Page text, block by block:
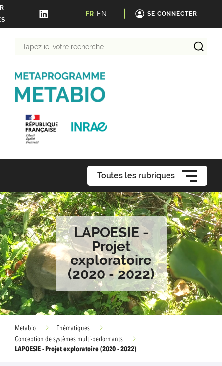
FR EN SE CONNECTER
Toutes les rubriques
LAPOESIE -
Projet
exploratoire
(2020 - 2022)
Metabio
Thématiques
Conception de systèmes multi-performants
LAPOESIE - Projet exploratoire (2020 - 2022)